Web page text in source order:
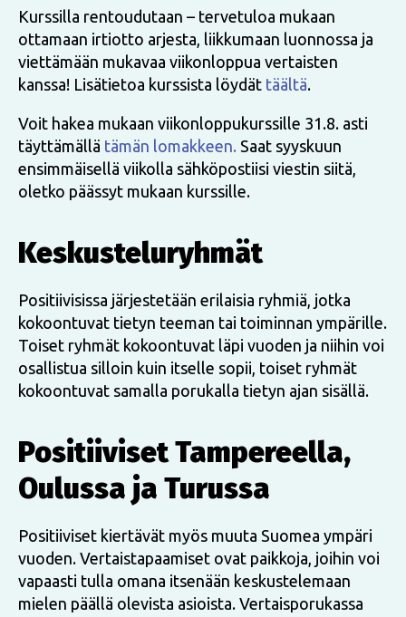
Kurssilla rentoudutaan – tervetuloa mukaan
ottamaan irtiotto arjesta, liikkumaan luonnossa ja
viettämään mukavaa viikonloppua vertaisten
kanssa! Lisätietoa kurssista löydät täältä.
Voit hakea mukaan viikonloppukurssille 31.8. asti
täyttämällä tämän lomakkeen. Saat syyskuun
ensimmäisellä viikolla sähköpostiisi viestin siitä,
oletko päässyt mukaan kurssille.
Keskusteluryhmät
Positiivisissa järjestetään erilaisia ryhmiä, jotka
kokoontuvat tietyn teeman tai toiminnan ympärille.
Toiset ryhmät kokoontuvat läpi vuoden ja niihin voi
osallistua silloin kuin itselle sopii, toiset ryhmät
kokoontuvat samalla porukalla tietyn ajan sisällä.
Positiiviset Tampereella,
Oulussa ja Turussa
Positiiviset kiertävät myös muuta Suomea ympäri
vuoden. Vertaistapaamiset ovat paikkoja, joihin voi
vapaasti tulla omana itsenään keskustelemaan
mielen päällä olevista asioista. Vertaisporukassa